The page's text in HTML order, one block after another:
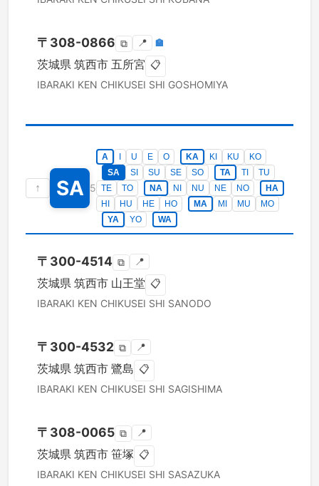
〒 308-0866 ⧉ 📍 🏣
茨城県 筑西市 五所宮 📋
IBARAKI KEN CHIKUSEI SHI GOSHOMIYA
↑ SA 5
A U E O KA KI KU
KO
SA
SI SU SE SO TA TI
TU
TE
TO NA NI NU NE NO
HA
HI
HU HE HO MA MI MU
MO
YA
YO WA
〒 300-4514 ⧉ 📍
茨城県 筑西市 山王堂 📋
IBARAKI KEN CHIKUSEI SHI SANODO
〒 300-4532 ⧉ 📍
茨城県 筑西市 鷺島 📋
IBARAKI KEN CHIKUSEI SHI SAGISHIMA
〒 308-0065 ⧉ 📍
茨城県 筑西市 笹塚 📋
IBARAKI KEN CHIKUSEI SHI SASAZUKA